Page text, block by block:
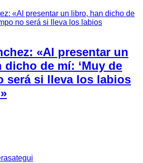
«Al presentar un
dicho de mí: ‘Muy de
será si lleva los labios